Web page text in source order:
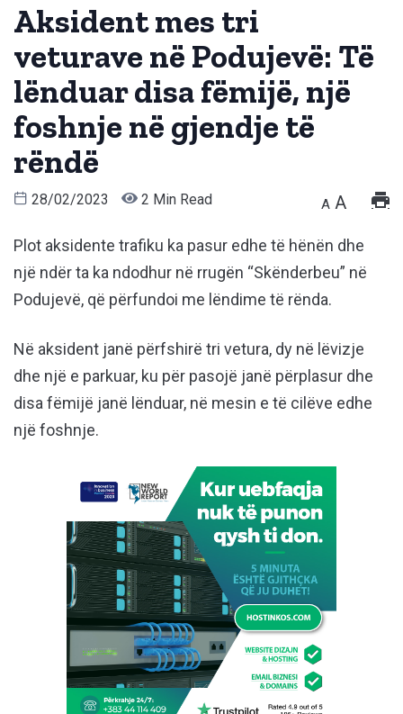
Aksident mes tri
veturave në Podujevë: Të
lënduar disa fëmijë, një
foshnje në gjendje të
rëndë
28/02/2023 2 Min Read A A
Plot aksidente trafiku ka pasur edhe të hënën dhe
një ndër ta ka ndodhur në rrugën “Skënderbeu” në
Podujevë, që përfundoi me lëndime të rënda.
Në aksident janë përfshirë tri vetura, dy në lëvizje
dhe një e parkuar, ku për pasojë janë përplasur dhe
disa fëmijë janë lënduar, në mesin e të cilëve edhe
një foshnje.